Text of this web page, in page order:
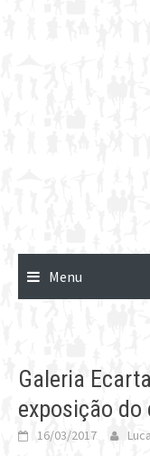
Menu
Galeria
exposição
16/03/2017